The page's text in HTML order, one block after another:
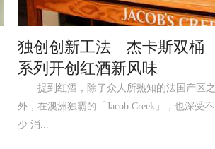
独创创新工法 杰卡斯双桶
系列开创红酒新风味
提到红酒，除了众人所熟知的法国产区之
外，在澳洲独霸的「Jacob Creek」，也深受不
少 消...